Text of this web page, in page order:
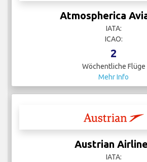
Atmospherica
IATA:
ICAO:
2
Wöchentliche Flüge
Mehr Info
Austrian
IATA: